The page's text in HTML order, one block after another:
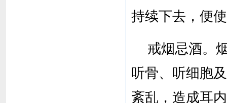
持续下去，便
戒烟忌酒。
听骨、听细胞
紊乱，造成耳